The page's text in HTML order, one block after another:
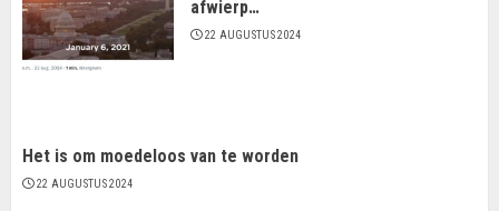
afwierp…
22 AUGUSTUS 2024
Het is om moedeloos van te worden
22 AUGUSTUS 2024